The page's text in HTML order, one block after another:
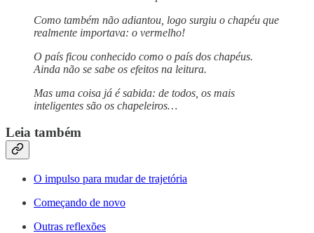
Como também não adiantou, logo surgiu o chapéu que
realmente importava: o vermelho!
O país ficou conhecido como o país dos chapéus.
Ainda não se sabe os efeitos na leitura.
Mas uma coisa já é sabida: de todos, os mais
inteligentes são os chapeleiros…
Leia também
O impulso para mudar de trajetória
Começando de novo
Outras reflexões